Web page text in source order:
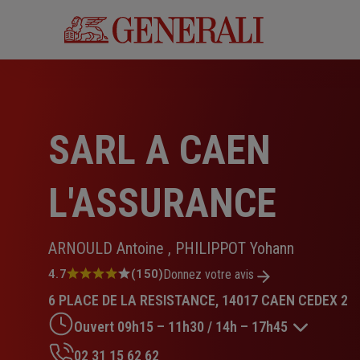
SARL A CAEN
L'ASSURANCE
ARNOULD Antoine , PHILIPPOT Yohann
Note
4.7
sur
5
étoiles
4.7 (150)Donnez votre avis
6 PLACE DE LA RESISTANCE, 14017 CAEN CEDEX 2
Ouvert 09h15 – 11h30 / 14h – 17h45
02 31 15 62 62